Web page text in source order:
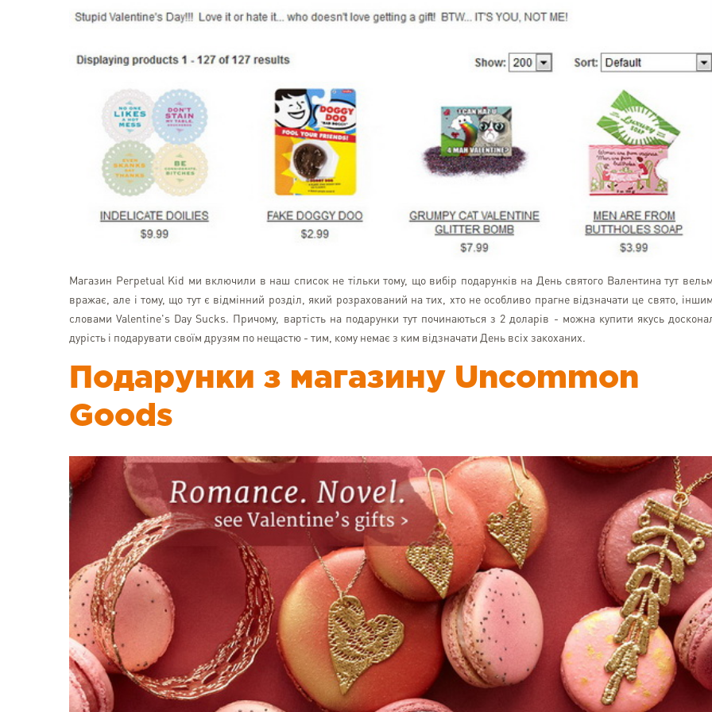
Магазин Perpetual Kid ми включили в наш список не тільки тому, що вибір подарунків на День святого Валентина тут
вражає, але і тому, що тут є відмінний розділ, який розрахований на тих, хто не особливо прагне відзначати це свято,
словами Valentine's Day Sucks. Причому, вартість на подарунки тут починаються з 2 доларів - можна купити якусь
дурість і подарувати своїм друзям по нещастю - тим, кому немає з ким відзначати День всіх закоханих.
Подарунки з магазину Uncommon
Goods